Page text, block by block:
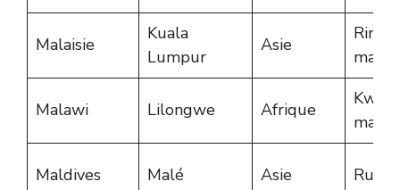
Malaisie
Kuala
Lumpur
Asie
Malawi Lilongwe Afrique
Maldives Malé Asie